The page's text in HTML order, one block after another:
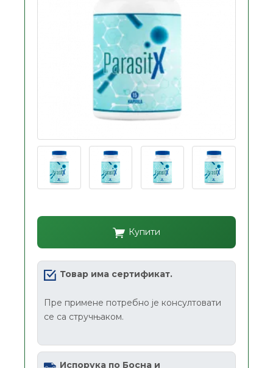
Купити
Товар има сертификат.
Пре примене потребно је консултовати
се са стручњаком.
Испорука по Босна и